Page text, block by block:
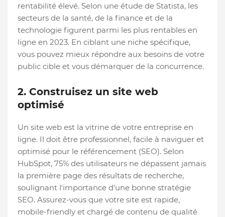
rentabilité élevé. Selon une étude de Statista, les
secteurs de la santé, de la finance et de la
technologie figurent parmi les plus rentables en
ligne en 2023. En ciblant une niche spécifique,
vous pouvez mieux répondre aux besoins de votre
public cible et vous démarquer de la concurrence.
2. Construisez un site web
optimisé
Un site web est la vitrine de votre entreprise en
ligne. Il doit être professionnel, facile à naviguer et
optimisé pour le référencement (SEO). Selon
HubSpot, 75% des utilisateurs ne dépassent jamais
la première page des résultats de recherche,
soulignant l'importance d'une bonne stratégie
SEO. Assurez-vous que votre site est rapide,
mobile-friendly et chargé de contenu de qualité